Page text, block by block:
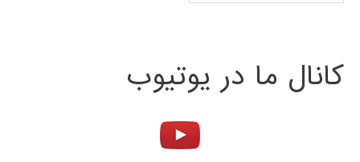
کانال ما در یوتیوب